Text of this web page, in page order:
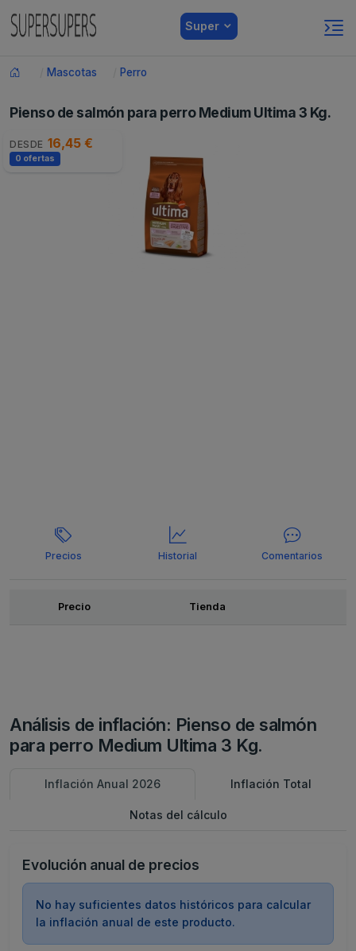
Super
Mascotas Perro
Pienso de salmón para perro Medium Ultima 3 Kg.
DESDE 16,45 €
0 ofertas
Precios Historial Comentarios
OfertasPrecio Tienda
Análisis de inflación: Pienso de salmón
para perro Medium Ultima 3 Kg.
Inflación Anual 2026 Inflación Total
Notas del cálculo
Evolución anual de precios
No hay suficientes datos históricos para calcular
la inflación anual de este producto.